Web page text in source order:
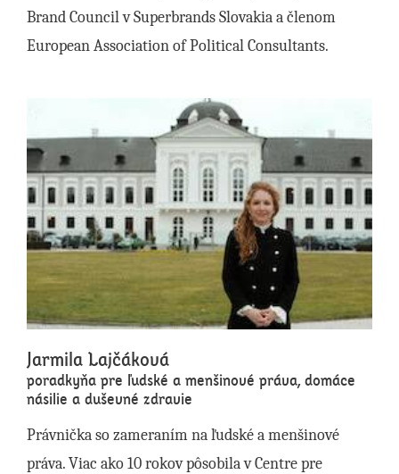
Brand Council v Superbrands Slovakia a členom
European Association of Political Consultants.
Jarmila Lajčáková
poradkyňa pre ľudské a menšinové práva, domáce
násilie a duševné zdravie
Právnička so zameraním na ľudské a menšinové
práva. Viac ako 10 rokov pôsobila v Centre pre